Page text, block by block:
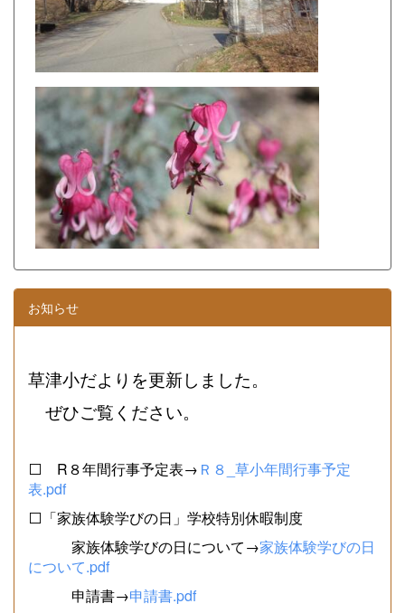
お知らせ
草津小だよりを更新しました。
ぜひご覧ください。
⬜ R８年間行事予定表→ Ｒ８_草小年間行事予定
表.pdf
⬜「家族体験学びの日」学校特別休暇制度
家族体験学びの日について→家族体験学びの日
について.pdf
申請書→申請書.pdf